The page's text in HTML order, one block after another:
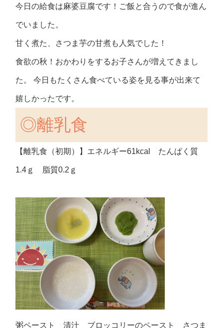
今日の給食は麻婆豆腐です！ご飯と合うので食が進ん
でいました。
甘く煮た、さつま芋の甘煮も人気でした！
食欲の秋！おかわりをするお子さんが増えてきまし
た。 今日もたくさん食べている姿を見る事が出来て
嬉しかったです。
◎離乳食
【離乳食（初期）】エネルギー61kcal たんぱく質
1.4ｇ 脂質0.2ｇ
粥ペースト 清汁 ブロッコリーのペースト さつま